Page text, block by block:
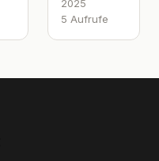
2025
5 Aufrufe